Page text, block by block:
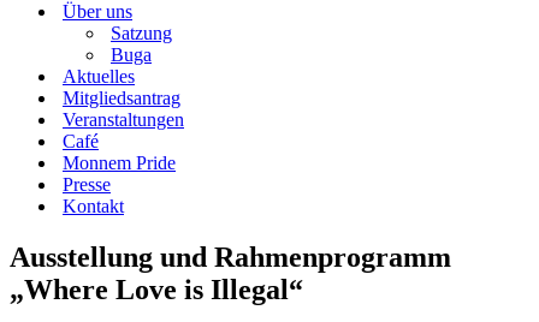
Über uns
Satzung
Buga
Aktuelles
Mitgliedsantrag
Veranstaltungen
Café
Monnem Pride
Presse
Kontakt
Ausstellung und Rahmenprogramm
„Where Love is Illegal“